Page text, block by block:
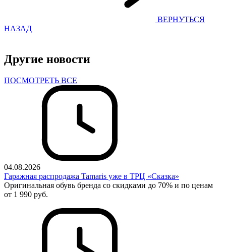
ВЕРНУТЬСЯ
НАЗАД
Другие новости
ПОСМОТРЕТЬ ВСЕ
04.08.2026
Гаражная распродажа Tamaris уже в ТРЦ «Сказка»
Оригинальная обувь бренда со скидками до 70% и по ценам
от 1 990 руб.